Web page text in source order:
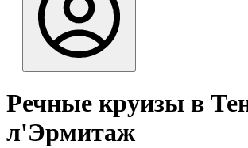
Речные круизы в
л'Эрмитаж